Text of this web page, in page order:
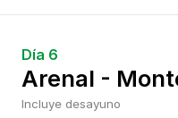
Día 6
Arenal -
Incluye desayuno